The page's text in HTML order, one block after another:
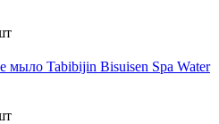
мыло Tabibijin Bisuisen Spa Water